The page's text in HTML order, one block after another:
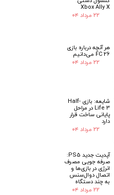
Xbox Ally X
۲۲ مرداد ۰۴
هر آنچه درباره بازی
FC 26 می‌دانیم
۲۲ مرداد ۰۴
شایعه: بازی Half-
Life 3 در مراحل
پایانی ساخت قرار
دارد
۲۲ مرداد ۰۴
آپدیت جدید PS5:
صرفه جویی مصرف
انرژی در بازی‌ها و
اتصال دوال‌سنس
به چند دستگاه
۲۲ مرداد ۰۴